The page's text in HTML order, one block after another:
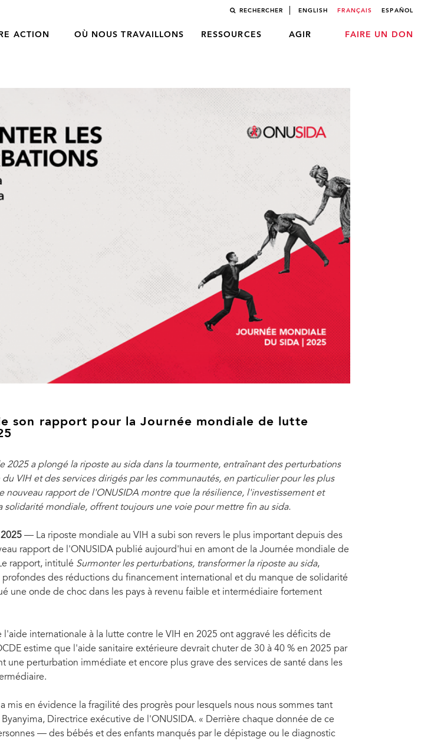
RECHERCHER ENGLISH FRANÇAIS ESPAÑOL
ACTION OÙ NOUS TRAVAILLONS RESSOURCES AGIR FAIRE UN DON
son rapport pour la Journée mondiale de lutte
2025 a plongé la riposte au sida dans la tourmente, entraînant des perturbations
VIH et des services dirigés par les communautés, en particulier pour les plus
nouveau rapport de l'ONUSIDA montre que la résilience, l'investissement et
solidarité mondiale, offrent toujours une voie pour mettre fin au sida.
— La riposte mondiale au VIH a subi son revers le plus important depuis des
rapport de l'ONUSIDA publié aujourd'hui en amont de la Journée mondiale de
rapport, intitulé Surmonter les perturbations, transformer la riposte au sida,
des réductions du financement international et du manque de solidarité
une onde de choc dans les pays à revenu faible et intermédiaire fortement
l'aide internationale à la lutte contre le VIH en 2025 ont aggravé les déficits de
estime que l'aide sanitaire extérieure devrait chuter de 30 à 40 % en 2025 par
une perturbation immédiate et encore plus grave des services de santé dans les
mis en évidence la fragilité des progrès pour lesquels nous nous sommes tant
Directrice exécutive de l'ONUSIDA. « Derrière chaque donnée de ce
— des bébés et des enfants manqués par le dépistage ou le diagnostic